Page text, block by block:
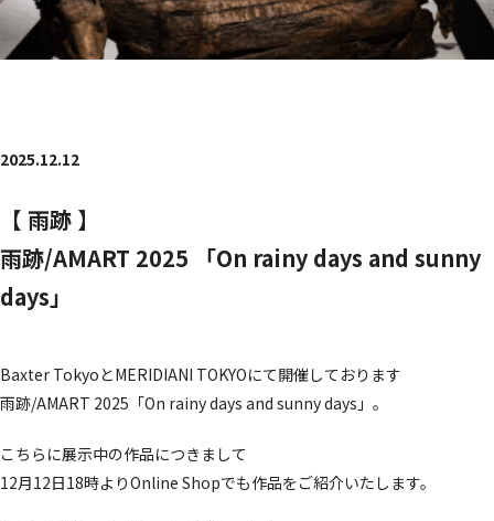
2025.12.12
【 雨跡 】
雨跡/AMART 2025 「On rainy days and sunny
days」
Baxter TokyoとMERIDIANI TOKYOにて開催しております
雨跡/AMART 2025「On rainy days and sunny days」。
こちらに展示中の作品につきまして
12月12日18時よりOnline Shopでも作品をご紹介いたします。